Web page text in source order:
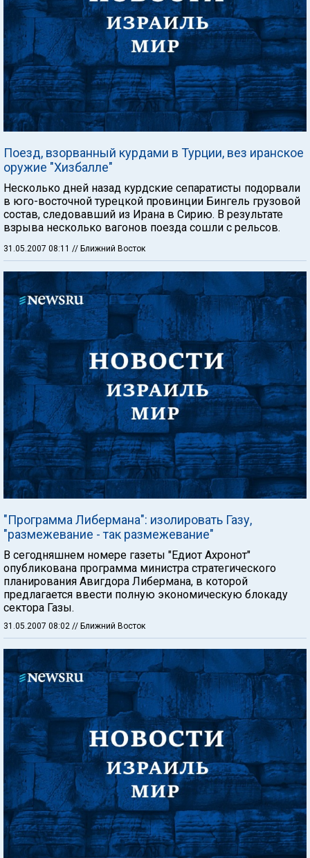
Поезд, взорванный курдами в Турции, вез иранское
оружие "Хизбалле"
Несколько дней назад курдские сепаратисты подорвали
в юго-восточной турецкой провинции Бингель грузовой
состав, следовавший из Ирана в Сирию. В результате
взрыва несколько вагонов поезда сошли с рельсов.
31.05.2007 08:11 // Ближний Восток
"Программа Либермана": изолировать Газу,
"размежевание - так размежевание"
В сегодняшнем номере газеты "Едиот Ахронот"
опубликована программа министра стратегического
планирования Авигдора Либермана, в которой
предлагается ввести полную экономическую блокаду
сектора Газы.
31.05.2007 08:02 // Ближний Восток